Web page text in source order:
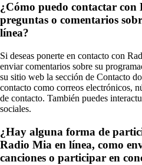
¿Cómo puedo contactar con
preguntas o comentarios
línea?
Si deseas ponerte en contacto con
enviar comentarios sobre su
su sitio web la sección de Contacto
contacto como correos electrónicos,
de contacto. También puedes
sociales.
¿Hay alguna forma de
Radio Mia en línea, como
canciones o participar en